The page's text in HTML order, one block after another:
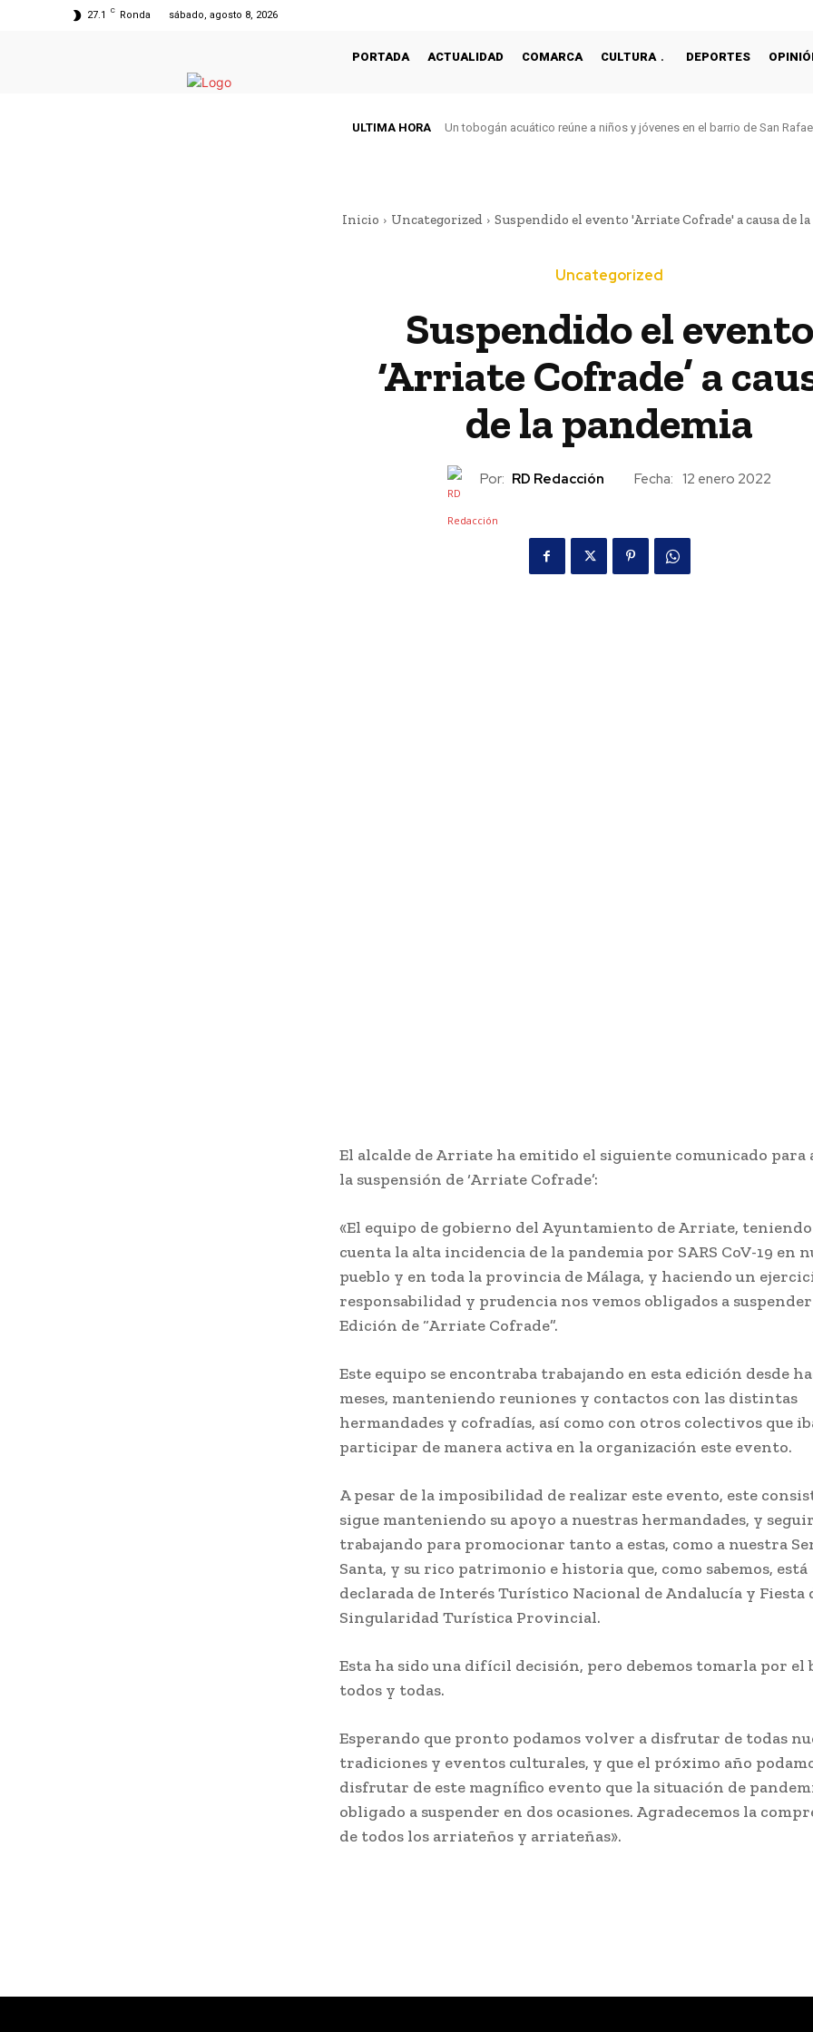
27.1 C Ronda sábado, agosto 8, 2026
PORTADA ACTUALIDAD COMARCA CULTURA DEPORTES
ULTIMA HORA Un tobogán acuático reúne a niños y jóvenes en el barrio de San
Inicio Uncategorized Suspendido el evento 'Arriate Cofrade' a causa de
Uncategorized
Suspendido el evento
‘Arriate Cofrade’ a
de la pandemia
Por: RD Redacción Fecha: 12 enero 2022
El alcalde de Arriate ha emitido el siguiente comunicado para
la suspensión de ‘Arriate Cofrade’:
«El equipo de gobierno del Ayuntamiento de Arriate,
cuenta la alta incidencia de la pandemia por SARS CoV-19 en
pueblo y en toda la provincia de Málaga, y haciendo un
responsabilidad y prudencia nos vemos obligados a
Edición de “Arriate Cofrade”.
Este equipo se encontraba trabajando en esta edición desde
meses, manteniendo reuniones y contactos con las distintas
hermandades y cofradías, así como con otros colectivos que
participar de manera activa en la organización este evento.
A pesar de la imposibilidad de realizar este evento, este
sigue manteniendo su apoyo a nuestras hermandades, y
trabajando para promocionar tanto a estas, como a nuestra
Santa, y su rico patrimonio e historia que, como sabemos, está
declarada de Interés Turístico Nacional de Andalucía y Fiesta
Singularidad Turística Provincial.
Esta ha sido una difícil decisión, pero debemos tomarla por el
todos y todas.
Esperando que pronto podamos volver a disfrutar de todas
tradiciones y eventos culturales, y que el próximo año
disfrutar de este magnífico evento que la situación de
obligado a suspender en dos ocasiones. Agradecemos la
de todos los arriateños y arriateñas».